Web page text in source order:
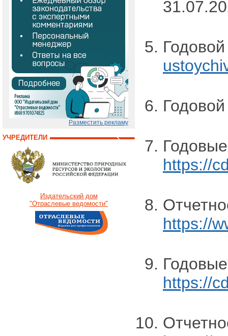
Разместить рекламу
УЧРЕДИТЕЛИ
Издательский дом
"Отраслевые ведомости"
https://
https://
https://